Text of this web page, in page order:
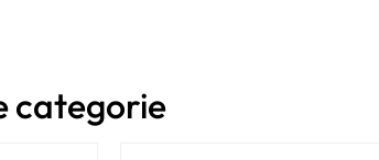
categorie